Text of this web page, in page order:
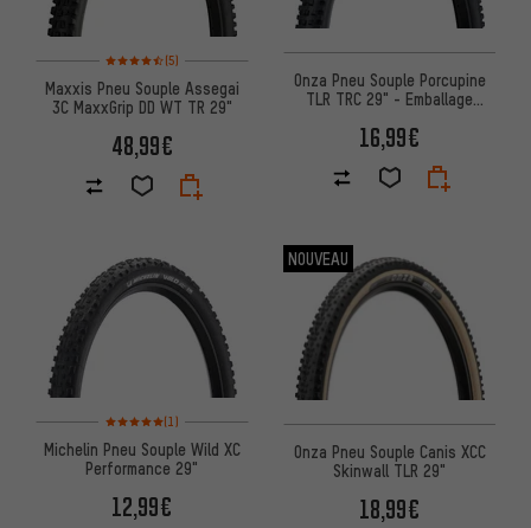
Note moyenne : 4,5 sur 5 d'après 5 avis
(5)
Maxxis Pneu Souple Assegai
3C MaxxGrip DD WT TR 29"
48,99€
Onza Pneu Souple Porcupine
TLR TRC 29" - Emballage
16,99€
Note moyenne : 5 sur 5 d'après 1 avis
(1)
Michelin Pneu Souple Wild XC
Performance 29"
12,99€
NOUVEAU
Onza Pneu Souple Canis XCC
Skinwall TLR 29"
18,99€